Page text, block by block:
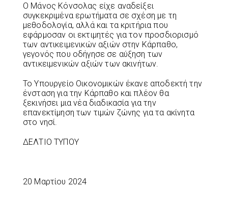
Ο Μάνος Κόνσολας είχε αναδείξει
συγκεκριμένα ερωτήματα σε σχέση με τη
μεθοδολογία, αλλά και τα κριτήρια που
εφάρμοσαν οι εκτιμητές για τον προσδιορισμό
των αντικειμενικών αξιών στην Κάρπαθο,
γεγονός που οδήγησε σε αύξηση των
αντικειμενικών αξιών των ακινήτων.
Το Υπουργείο Οικονομικών έκανε αποδεκτή την
ένσταση για την Κάρπαθο και πλέον θα
ξεκινήσει μια νέα διαδικασία για την
επανεκτίμηση των τιμών ζώνης για τα ακίνητα
στο νησί.
ΔΕΛΤΙΟ ΤΥΠΟΥ
20 Μαρτίου 2024